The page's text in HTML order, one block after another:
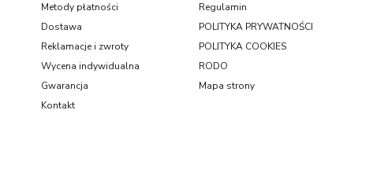
Metody płatności
Dostawa
Reklamacje i zwroty
Wycena indywidualna
Gwarancja
Kontakt
Regulamin
POLITYKA PRYWATNOŚCI
POLITYKA COOKIES
RODO
Mapa strony